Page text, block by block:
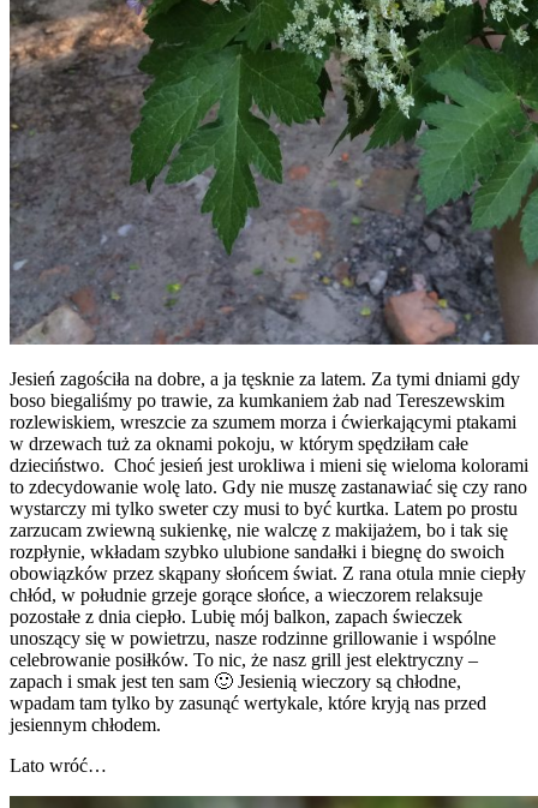
Jesień zagościła na dobre, a ja tęsknie za latem. Za tymi dniami gdy
boso biegaliśmy po trawie, za kumkaniem żab nad Tereszewskim
rozlewiskiem, wreszcie za szumem morza i ćwierkającymi ptakami
w drzewach tuż za oknami pokoju, w którym spędziłam całe
dzieciństwo. Choć jesień jest urokliwa i mieni się wieloma kolorami
to zdecydowanie wolę lato. Gdy nie muszę zastanawiać się czy rano
wystarczy mi tylko sweter czy musi to być kurtka. Latem po prostu
zarzucam zwiewną sukienkę, nie walczę z makijażem, bo i tak się
rozpłynie, wkładam szybko ulubione sandałki i biegnę do swoich
obowiązków przez skąpany słońcem świat. Z rana otula mnie ciepły
chłód, w południe grzeje gorące słońce, a wieczorem relaksuje
pozostałe z dnia ciepło. Lubię mój balkon, zapach świeczek
unoszący się w powietrzu, nasze rodzinne grillowanie i wspólne
celebrowanie posiłków. To nic, że nasz grill jest elektryczny –
zapach i smak jest ten sam 🙂 Jesienią wieczory są chłodne,
wpadam tam tylko by zasunąć wertykale, które kryją nas przed
jesiennym chłodem.
Lato wróć…